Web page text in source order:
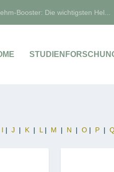
Booster: Die wichtigsten Hel...
I |J | K | L | M | N |O | P |